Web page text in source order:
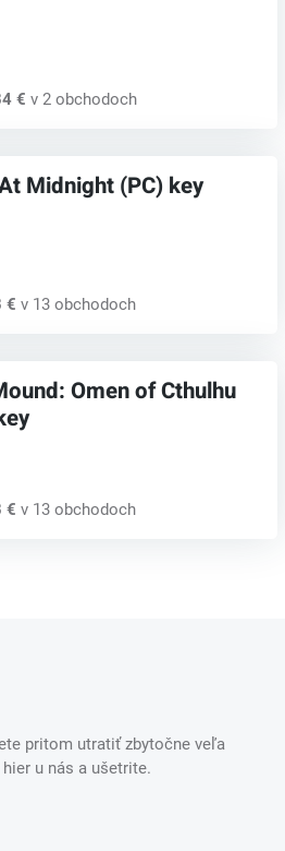
€ v 2 obchodoch
Midnight (PC) key
€ v 13 obchodoch
Omen of Cthulhu
€ v 13 obchodoch
pritom utratiť zbytočne veľa
u nás a ušetrite.